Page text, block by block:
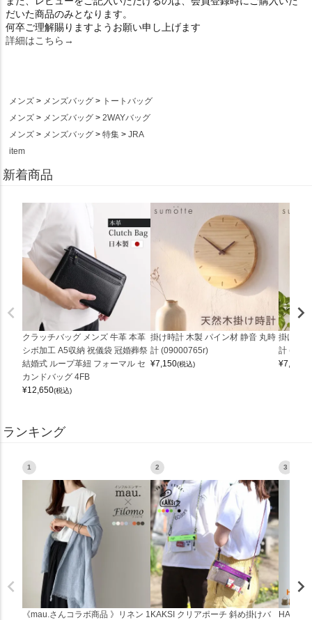
だいた商品のみとなります。
何卒ご理解賜りますようお願い申し上げます
詳細はこちら→
メンズ メンズバッグ
トートバッグ
メンズ
メンズバッグ
2WAYバッグ
メンズ
メンズバッグ 特集
JRA
item
新着商品
クラッチバッグ メンズ 牛革 本革
シボ加工 A5収納 祝儀袋 冠婚葬祭
結婚式 ループ革紐 フォーマル セ
カンドバッグ 4FB
¥12,650(税込)
掛け時計 木製 パイン材 静音 丸時
計 (09000765r)
¥7,150(税込)
掛け時
計
¥7,150
ランキング
1
《mau.さんコラボ商品 》リネン 1
2
KAKSI クリアポーチ 斜め掛けバ
3